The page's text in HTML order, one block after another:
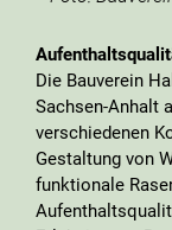
Die Bauverein
Sachsen-Anhalt
verschiedenen
Gestaltung von
funktionale